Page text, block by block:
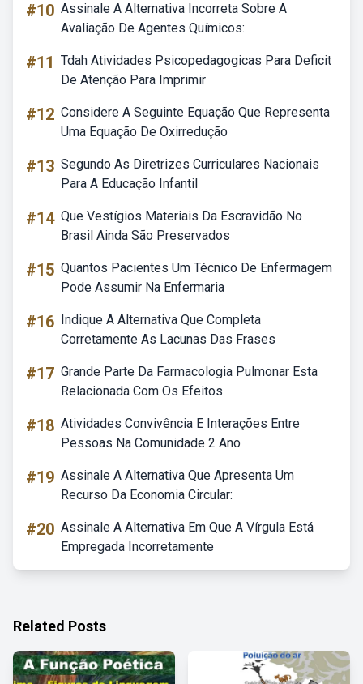
#10 Assinale A Alternativa Incorreta Sobre A
Avaliação De Agentes Químicos:
#11 Tdah Atividades Psicopedagogicas Para Deficit
De Atenção Para Imprimir
#12 Considere A Seguinte Equação Que Representa
Uma Equação De Oxirredução
#13 Segundo As Diretrizes Curriculares Nacionais
Para A Educação Infantil
#14 Que Vestígios Materiais Da Escravidão No
Brasil Ainda São Preservados
#15 Quantos Pacientes Um Técnico De Enfermagem
Pode Assumir Na Enfermaria
#16 Indique A Alternativa Que Completa
Corretamente As Lacunas Das Frases
#17 Grande Parte Da Farmacologia Pulmonar Esta
Relacionada Com Os Efeitos
#18 Atividades Convivência E Interações Entre
Pessoas Na Comunidade 2 Ano
#19 Assinale A Alternativa Que Apresenta Um
Recurso Da Economia Circular:
#20 Assinale A Alternativa Em Que A Vírgula Está
Empregada Incorretamente
Related Posts